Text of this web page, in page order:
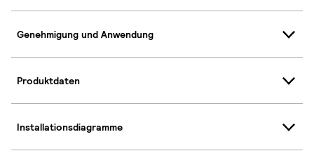
Genehmigung und Anwendung
Produktdaten
Installationsdiagramme